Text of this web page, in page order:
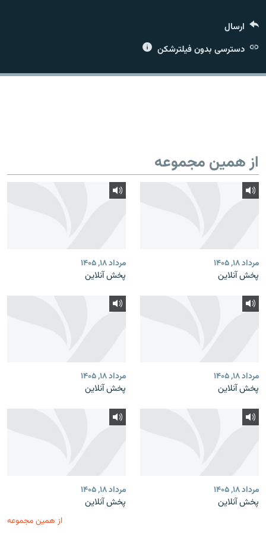
زبان‌های دیگر
ارسال
دسترسی بدون فیلترشکن
از همین مجموعه
مرداد ۱۸, ۱۴۰۵
پخش آنلاین
مرداد ۱۸, ۱۴۰۵
پخش آنلاین
مرداد ۱۸, ۱۴۰۵
پخش آنلاین
مرداد ۱۸, ۱۴۰۵
پخش آنلاین
مرداد ۱۸, ۱۴۰۵
پخش آنلاین
مرداد ۱۸, ۱۴۰۵
پخش آنلاین
از همین مجموعه